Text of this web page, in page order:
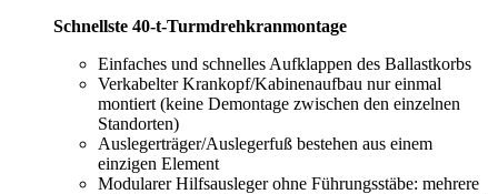
Schnellste 40-t-Turmdrehkranmontage
Einfaches und schnelles Aufklappen des Ballastkorbs
Verkabelter Krankopf/Kabinenaufbau nur einmal
montiert (keine Demontage zwischen den einzelnen
Standorten)
Auslegerträger/Auslegerfuß bestehen aus einem
einzigen Element
Modularer Hilfsausleger ohne Führungsstäbe: mehrere